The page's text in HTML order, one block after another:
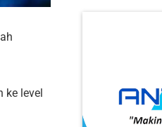
ke level